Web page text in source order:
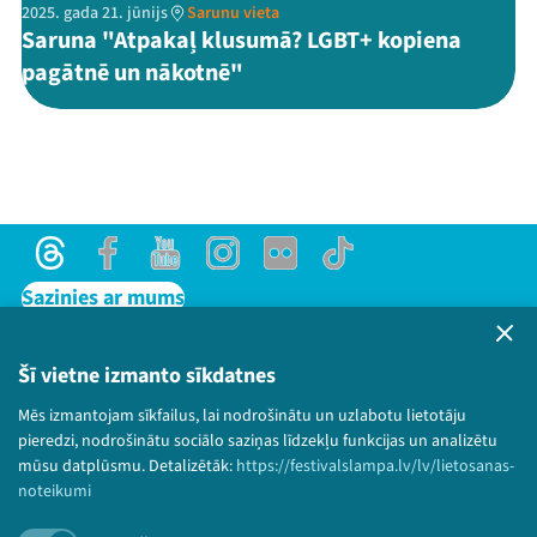
Šī vietne izmanto sīkdatnes
Mēs izmantojam sīkfailus, lai nodrošinātu un uzlabotu lietotāju
pieredzi, nodrošinātu sociālo saziņas līdzekļu funkcijas un analizētu
mūsu datplūsmu. Detalizētāk: https://festivalslampa.lv/lv/lietosanas-
noteikumi
2025. gada 21. jūnijs Sarunu vieta
Saruna "Atpakaļ klusumā? LGBT+ kopiena
pagātnē un nākotnē"
ThreadsFacebookYoutubeInstagram
Flick TikTok
Sazinies ar mums
Lietošanas noteikumi un sīkdatņu politika
Bērnu aizsardzības politika
© 2026 Sarunu festivāls LAMPA Visas tiesības
paturētas.